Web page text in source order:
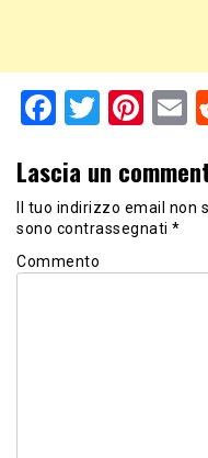
Facebook
Twitter
Lascia un
Il tuo indirizzo email non
sono contrassegnati *
Commento